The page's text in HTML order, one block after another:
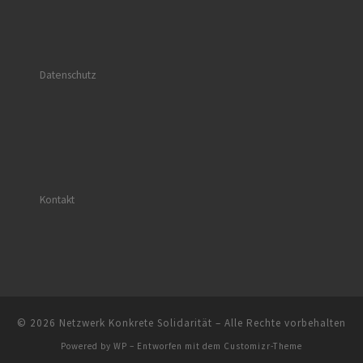
Datenschutz
Kontakt
© 2026 Netzwerk Konkrete Solidarität – Alle Rechte vorbehalten
Powered by WP – Entworfen mit dem Customizr-Theme